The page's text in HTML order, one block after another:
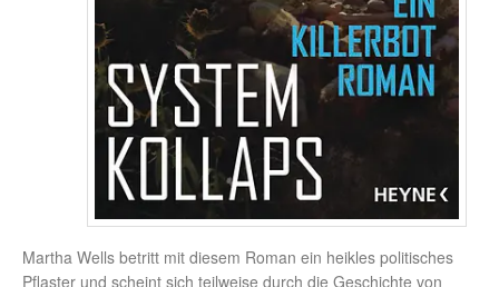
Martha Wells betritt mit diesem Roman ein heikles politisches
Pflaster und scheint sich teilweise durch die Geschichte von